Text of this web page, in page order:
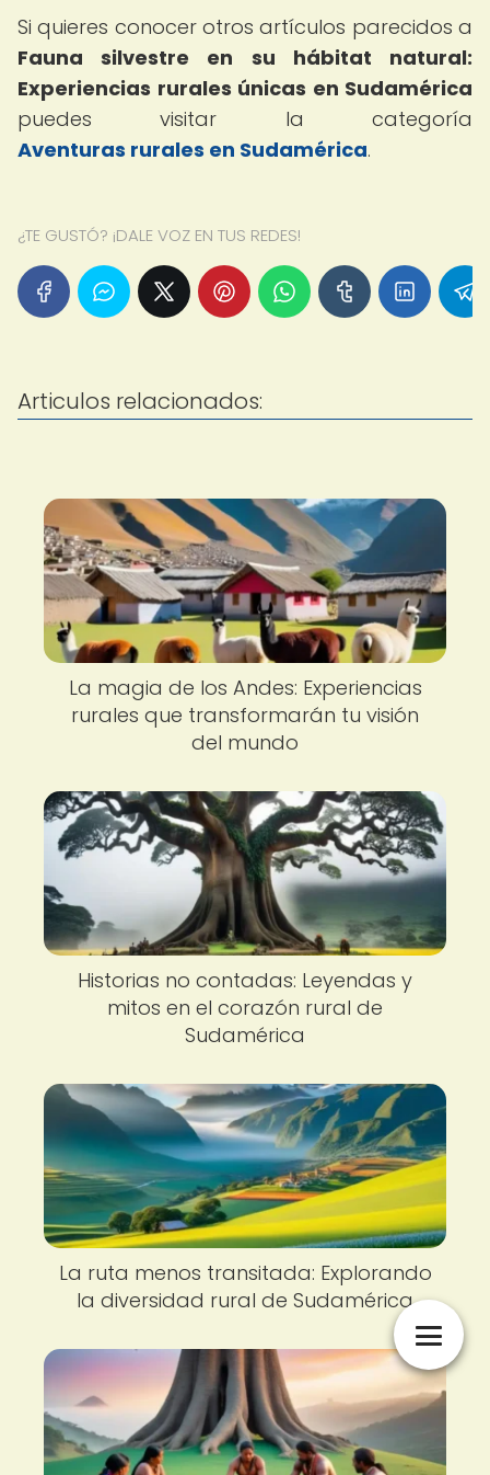
Si quieres conocer otros artículos parecidos a
Fauna silvestre en su hábitat natural:
Experiencias rurales únicas en Sudamérica
puedes visitar la categoría
Aventuras rurales en Sudamérica.
¿TE GUSTÓ? ¡DALE VOZ EN TUS REDES!
Articulos relacionados:
La magia de los Andes: Experiencias
rurales que transformarán tu visión
del mundo
Historias no contadas: Leyendas y
mitos en el corazón rural de
Sudamérica
La ruta menos transitada: Explorando
la diversidad rural de Sudamérica